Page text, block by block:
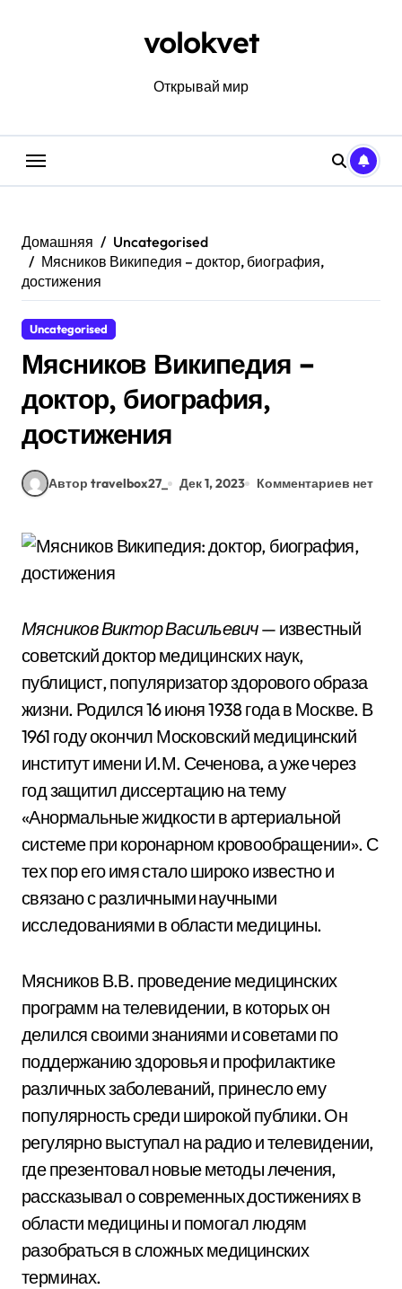
volokvet
Открывай мир
Домашняя
Uncategorised
Мясников Википедия – доктор, биография,
достижения
Uncategorised
Мясников Википедия –
доктор, биография,
достижения
Автор travelbox27_ Дек 1, 2023 Комментариев нет
Мясников Виктор Васильевич— известный
советский доктор медицинских наук,
публицист, популяризатор здорового образа
жизни. Родился 16 июня 1938 года в Москве. В
1961 году окончил Московский медицинский
институт имени И.М. Сеченова, а уже через
год защитил диссертацию на тему
«Анормальные жидкости в артериальной
системе при коронарном кровообращении». С
тех пор его имя стало широко известно и
связано с различными научными
исследованиями в области медицины.
Мясников В.В. проведение медицинских
программ на телевидении, в которых он
делился своими знаниями и советами по
поддержанию здоровья и профилактике
различных заболеваний, принесло ему
популярность среди широкой публики. Он
регулярно выступал на радио и телевидении,
где презентовал новые методы лечения,
рассказывал о современных достижениях в
области медицины и помогал людям
разобраться в сложных медицинских
терминах.